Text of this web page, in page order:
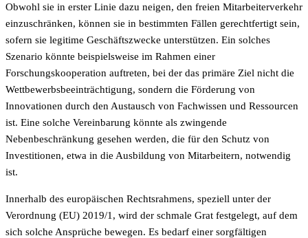
Obwohl sie in erster Linie dazu neigen, den freien Mitarbeiterverkehr
einzuschränken, können sie in bestimmten Fällen gerechtfertigt sein,
sofern sie legitime Geschäftszwecke unterstützen. Ein solches
Szenario könnte beispielsweise im Rahmen einer
Forschungskooperation auftreten, bei der das primäre Ziel nicht die
Wettbewerbsbeeinträchtigung, sondern die Förderung von
Innovationen durch den Austausch von Fachwissen und Ressourcen
ist. Eine solche Vereinbarung könnte als zwingende
Nebenbeschränkung gesehen werden, die für den Schutz von
Investitionen, etwa in die Ausbildung von Mitarbeitern, notwendig
ist.
Innerhalb des europäischen Rechtsrahmens, speziell unter der
Verordnung (EU) 2019/1, wird der schmale Grat festgelegt, auf dem
sich solche Ansprüche bewegen. Es bedarf einer sorgfältigen